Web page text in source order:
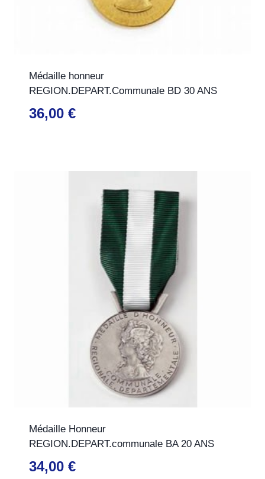
Médaille honneur
REGION.DEPART.Communale BD 30 ANS
36,00 €
Médaille Honneur
REGION.DEPART.communale BA 20 ANS
34,00 €